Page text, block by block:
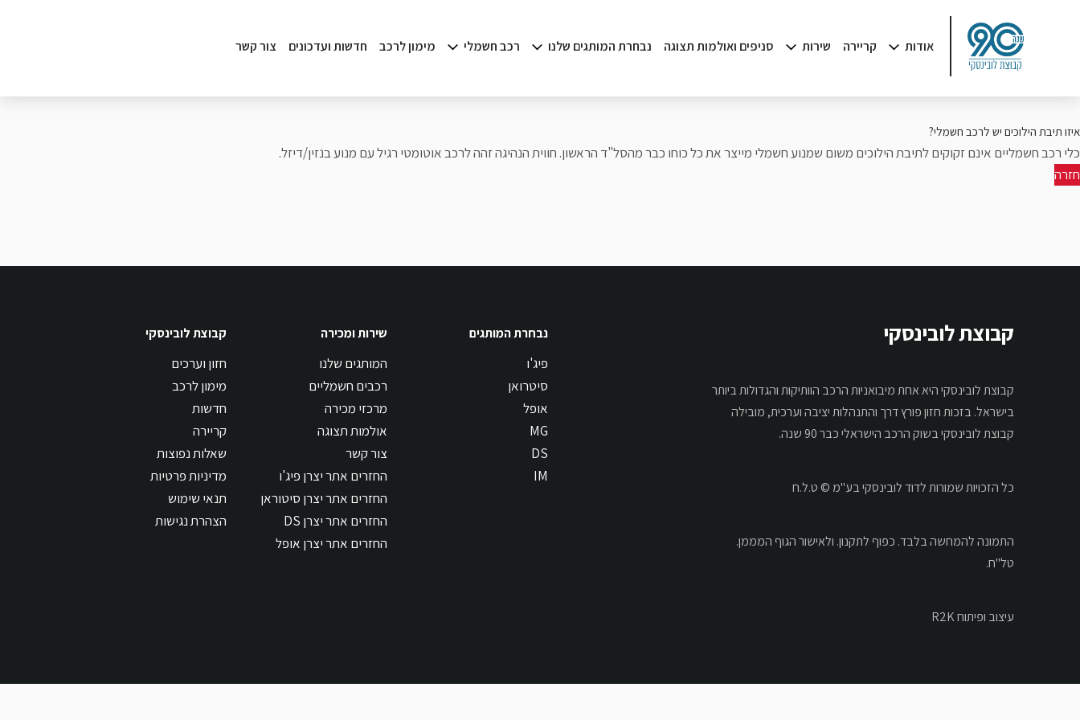
אודות קריירה שירות סניפים ואולמות תצוגה נבחרת המותגים שלנו רכב חשמלי מימון לרכב חדשות ועדכונים צור קשר
איזו תיבת הילוכים יש לרכב חשמלי?
כלי רכב חשמליים אינם זקוקים לתיבת הילוכים משום שמנוע חשמלי מייצר את כל כוחו כבר מהסל"ד הראשון. חווית הנהיגה זהה לרכב אוטומטי רגיל עם מנוע בנזין/דיזל.
חזרה
קבוצת לובינסקי
קבוצת לובינסקי היא אחת מיבואניות הרכב הוותיקות והגדולות ביותר
בישראל. בזכות חזון פורץ דרך והתנהלות יציבה וערכית, מובילה
קבוצת לובינסקי בשוק הרכב הישראלי כבר 90 שנה.
כל הזכויות שמורות לדוד לובינסקי בע"מ © ט.ל.ח
התמונה להמחשה בלבד. כפוף לתקנון. ולאישור הגוף המממן.
טל"ח.
עיצוב ופיתוח R2K
נבחרת המותגים
פיג'ו
סיטרואן
אופל
MG
DS
IM
שירות ומכירה
המותגים שלנו
רכבים חשמליים
מרכזי מכירה
אולמות תצוגה
צור קשר
החזרים אתר יצרן פיג'ו
החזרים אתר יצרן סיטוראן
החזרים אתר יצרן DS
החזרים אתר יצרן אופל
קבוצת לובינסקי
חזון וערכים
מימון לרכב
חדשות
קריירה
שאלות נפוצות
מדיניות פרטיות
תנאי שימוש
הצהרת נגישות